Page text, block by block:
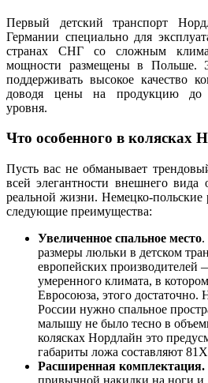
Первый детский транспорт
Германии специально для
странах СНГ со сложным
мощности размещены в Польше.
поддерживать высокое качество
доводя цены на продукцию до
уровня.
Что особенного в колясках
Пусть вас не обманывает
всей элегантности внешнего
реальной жизни. Немецко-польские
следующие преимущества:
Увеличенное спальное место.
размеры люльки в детском
европейских
умеренного климата, в
Евросоюза, этого
России нужно спальное
малышу не было тесно в
колясках Нордлайн это
габариты ложа составляют
Расширенная комплектация.